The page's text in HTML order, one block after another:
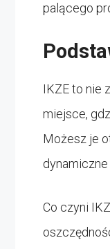
palącego
IKZE to nie
miejsce,
Możesz je
Co czyni